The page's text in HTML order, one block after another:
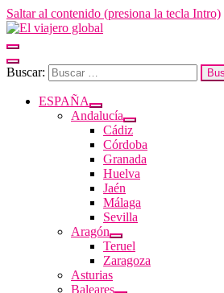
Saltar al contenido (presiona la tecla Intro)
forma sensorial, desde su música hasta su
Buscar:
ESPAÑA
Andalucía
Cádiz
Córdoba
Granada
Huelva
Jaén
Málaga
Sevilla
Aragón
Teruel
Zaragoza
Asturias
Baleares